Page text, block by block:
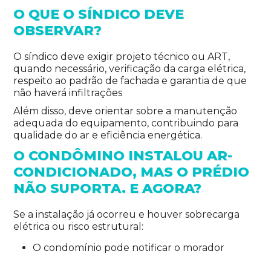
O QUE O SÍNDICO DEVE
OBSERVAR?
O síndico deve exigir projeto técnico ou ART,
quando necessário, verificação da carga elétrica,
respeito ao padrão de fachada e garantia de que
não haverá infiltrações
Além disso, deve orientar sobre a manutenção
adequada do equipamento, contribuindo para
qualidade do ar e eficiência energética.
O CONDÔMINO INSTALOU AR-
CONDICIONADO, MAS O PRÉDIO
NÃO SUPORTA. E AGORA?
Se a instalação já ocorreu e houver sobrecarga
elétrica ou risco estrutural:
O condomínio pode notificar o morador